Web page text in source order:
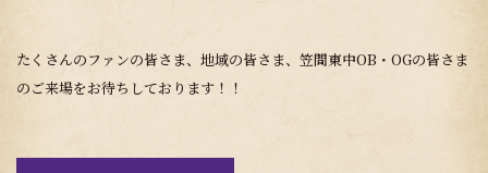
たくさんのファンの皆さま、地域の皆さま、笠間東中OB・OGの皆さま
のご来場をお待ちしております！！